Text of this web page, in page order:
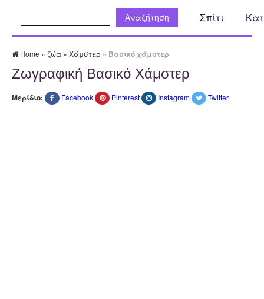
Σπίτι
Home » ζώα » Χάμστερ » Βασικό χάμστερ
Ζωγραφική Βασικό Χάμστερ
Μερίδιο: Facebook Pinterest Instagram Twitter